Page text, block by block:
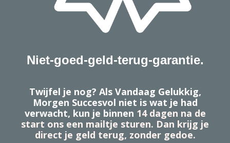
Niet-goed-geld-terug-garantie.
Twijfel je nog? Als Vandaag Gelukkig,
Morgen Succesvol niet is wat je had
verwacht, kun je binnen 14 dagen na de
start ons een mailtje sturen. Dan krijg je
direct je geld terug, zonder gedoe.